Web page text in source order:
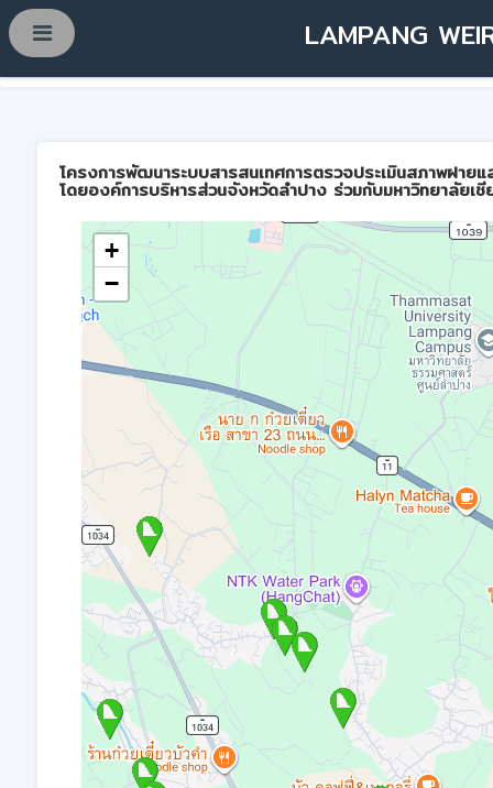
LAMPANG
โครงการพัฒนาระบบสารสนเทศการตรวจประเมินสภาพฝาย
โดยองค์การบริหารส่วนจังหวัดลำปาง ร่วมกับมหาวิทยาลัยเชี
+
−